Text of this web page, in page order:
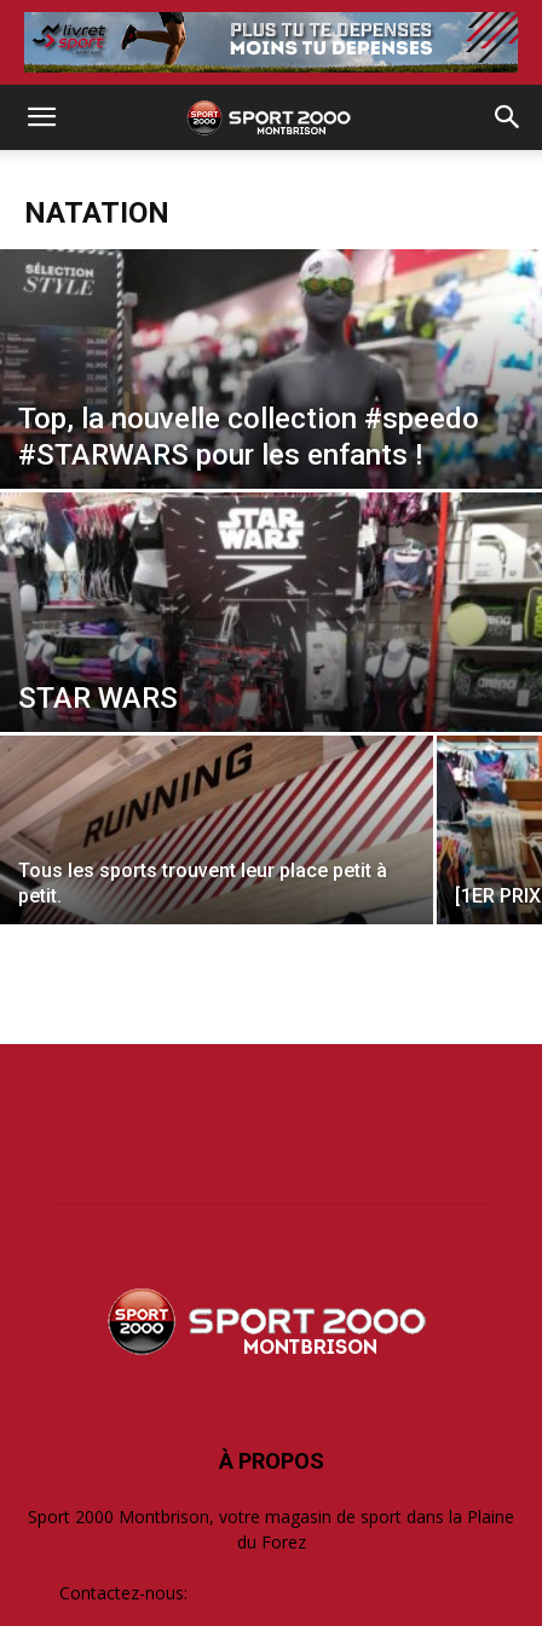
NATATION
Top, la nouvelle collection #speedo
#STARWARS pour les enfants !
STAR WARS
Tous les sports trouvent leur place petit à
petit.
[1ER
À PROPOS
Sport 2000 Montbrison, votre magasin de sport dans la Plaine
du Forez
Contactez-nous: